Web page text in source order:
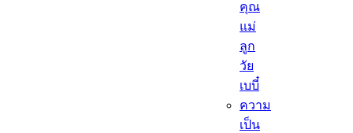
คุณ
แม่
ลูก
วัย
เบบี๋
ความ
เป็น